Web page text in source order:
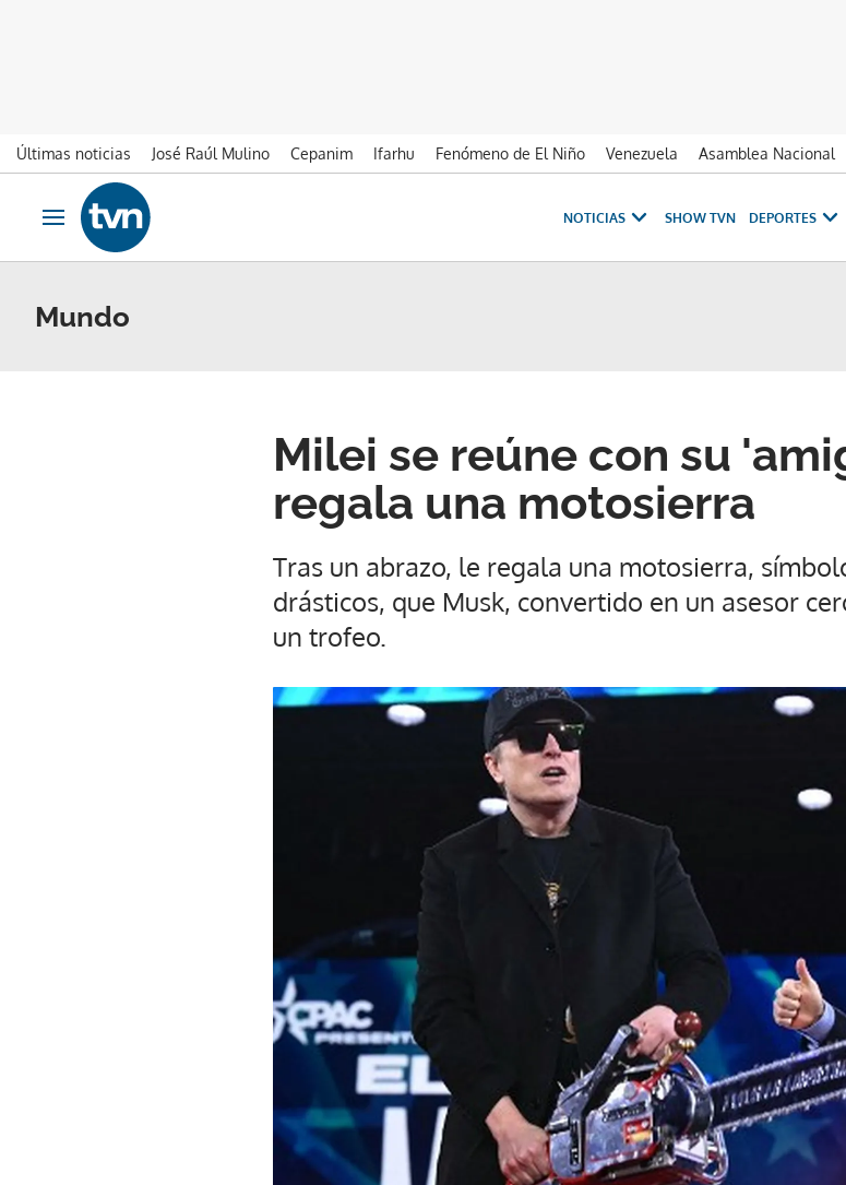
Últimas noticias José Raúl Mulino Cepanim Ifarhu Fenómeno de El Niño Venezuela Asamblea Nacional
Ir al contenido
Obrir navegació
NOTICIAS SHOW TVN DEPORTES
Mundo
Milei se reúne con su
regala una motosierra
Tras un abrazo, le regala una motosierra,
drásticos, que Musk, convertido en un asesor
un trofeo.